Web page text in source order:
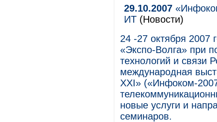
29.10.2007
ИТ (Новости)
24 -27 октября 2007
«Экспо-Волга» при
технологий и связи
международная
XXI» («Инфоком-
новые услуги и
семинаров.